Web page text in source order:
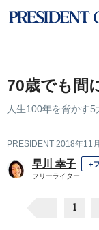
70歳でも間
人生100年を脅かす
PRESIDENT 2018年11
早川 幸子 +
フリーライター
1